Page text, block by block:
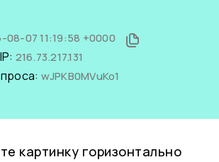
08-07 11:19:58 +0000
216.73.217.131
wJPKB0MVuKo1
картинку горизонтально